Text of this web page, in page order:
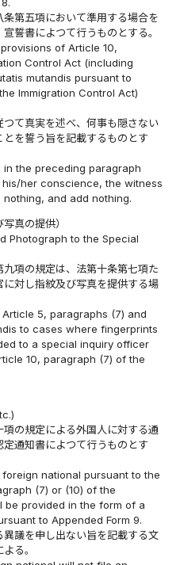
第五項において準用する場合を
誓書によつて行うものとする。
of Article 10,
Control Act (including
mutandis pursuant to
Immigration Control Act)
て真実を述べ、何事も隠さない
を誓う旨を記載するものとす
the preceding paragraph
her conscience, the witness
and add nothing.
真の提供）
Photograph to the Special
項の規定は、法第十条第七項た
対し指紋及び写真を提供する場
5, paragraphs (7) and
to cases where fingerprints
to a special inquiry officer
10, paragraph (7) of the
の規定による外国人に対する通
通知書によつて行うものとす
national pursuant to the
(7) or (10) of the
be provided in the form of a
to Appended Form 9.
議を申し出ない旨を記載する文
る。